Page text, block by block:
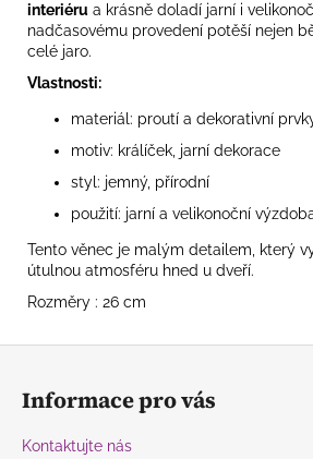
interiéru a krásně doladí jarní i
nadčasovému provedení potěší nejen
celé jaro.
Vlastnosti:
materiál: proutí a dekorativní
motiv: králíček, jarní dekorace
styl: jemný, přírodní
použití: jarní a velikonoční
Tento věnec je malým detailem, který
útulnou atmosféru hned u dveří.
Rozměry : 26 cm
Informace pro vás
Kontaktujte nás